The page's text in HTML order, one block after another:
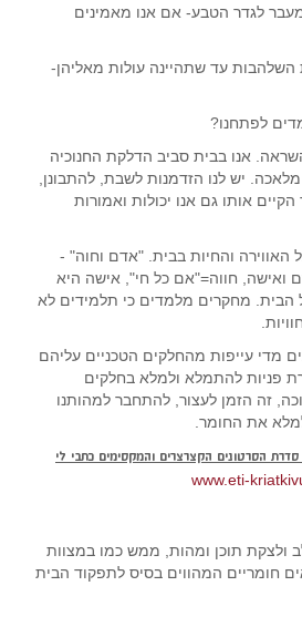
לגדר הטבע- אם אנו מאמינים
השלהבות עד שתהיינה עולות מאליהן-
לפתחנו?
אנו בבית סביב הדלקת החנוכיה
יש לנו הזדמנות לשבת, להתבונן,
אותו גם אנו יכולות ואמורות
והחיות בבית. "אדם וחוה" -
ואישה, חווה="אם כל חי", אישה היא
הבית. מחקרים מלמדים כי תלמידים לא
מדי עייפות מהחלקים הטכניים עליהם
פניות להתמלא ולמלא בחלקים
זה הזמן לעצור, להתחבר למהותנו
את החומר.
הסרטונים הקצרצרים והמקסימים כתבי לי
www.eti-
ולצקת תוכן ומהות, ממש כמו במצוות
חומריים המהווים בסיס לתפקוד הבית